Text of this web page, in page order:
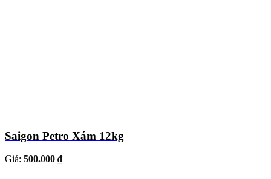
Saigon Petro Xám 12kg
Giá: 500.000 ₫